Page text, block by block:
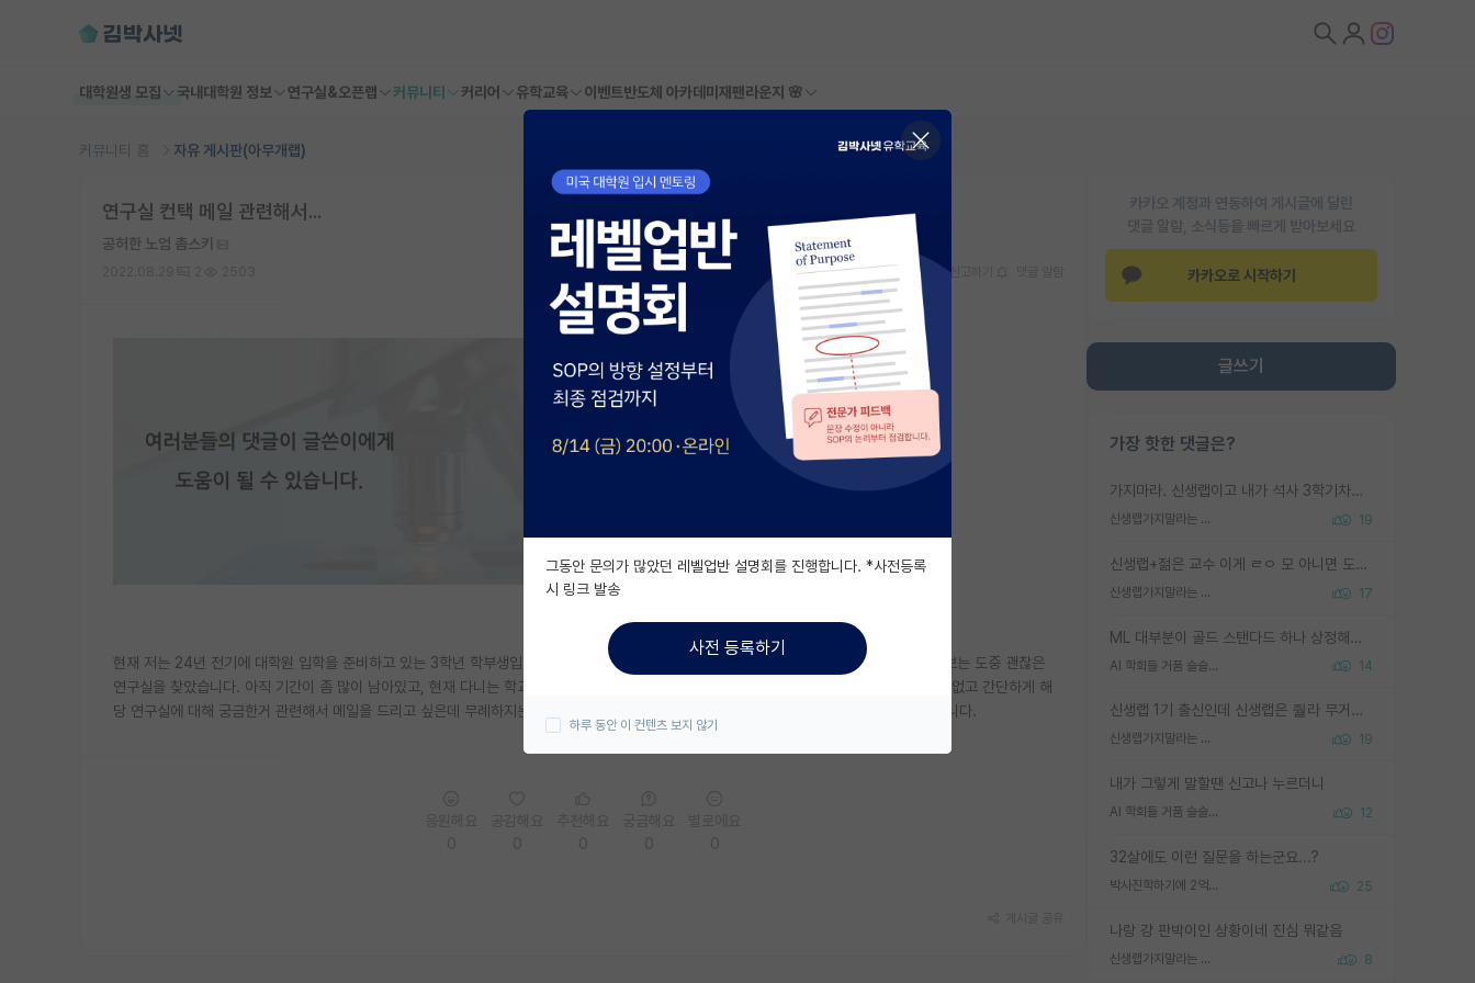
대학원생 모집 국내대학원 정보 연구실&오픈랩 커뮤니티 커리어 유학교육 이벤트반도체 아카데미 재팬라운지 🌸
커뮤니티 홈 자유 게시판(아무개랩)
카카오 계정과 연동하여 게시글에 달린
댓글 알람, 소식등을 빠르게 받아보세요
카카오로 시작하기
글쓰기
가장 핫한 댓글은?
가지마라. 신생랩이고 내가 석사 3학기차인데 최고참인데 나도 아무것도 모르는데 교수가 후배들 왜 논문 교육 안시키냐. 논문 왜 안 써오냐 닦달한다
신생랩가지말라는 이유가 있었구나 19
신생랩+젊은 교수 이게 ㄹㅇ 모 아니면 도인듯.
신생랩가지말라는 이유가 있었구나 17
ML 대부분이 골드 스탠다드 하나 상정해놓고 (벤치마크 데이터셋이 여러 개면 여러 개 상정) 그거 얼마나 잘 맞추나 싸움임 가끔 번뜩이는 설계 철학을 보여주는 논문들도 있지만 대부분 그거 성적 얼마나 더 올리느라에 혈안이 되어 있는 측면이 잇음
AI 학회들 거품 슬슬 지적이 나오네요 14
신생랩 1기 출신인데 신생랩은 줠라 무거운 바벨 같은거임. 들면 대박인데 못들면 깔려 죽음. 아무도 알려주지 않는 환경에서 자생해야하지만, 일단 살아남았다면 그 어떤 사람보다 악착같고 생존력 높은 사람으로 거듭날 수 있음
신생랩가지말라는 이유가 있었구나 19
내가 그렇게 말할땐 신고나 누르더니
AI 학회들 거품 슬슬 지적이 나오네요 12
32살에도 이런 질문을 하는군요...?
박사진학하기에 2억은 괜찮은 (?) 정도의 경제력인가요 25
나랑 걍 판박이인 상황이네 진심 뭐같음
신생랩가지말라는 이유가 있었구나 8
연구실 컨택 메일 관련해서...
공허한 노엄 촘스키
스크랩 신고하기
현재 저는 24년 전기에 대학원 입학을 준비하고 있는 3학년 학부생입니다... 아직 조금 이른? 감이 없지 않아 있지만 관심있는 연구실을 찾아보는 도중 괜찮은
연구실을 찾았습니다. 아직 기간이 좀 많이 남아있고, 현재 다니는 학교에서도 하고 있는 일이 많은지라 당장 인턴이든 뭐든 할 수 있는 방법은 없고 간단하게 해
당 연구실에 대해 궁금한거 관련해서 메일을 드리고 싶은데 무례하지는 않겠죠...? 메일은 교수님께 직접 드리는것 보단 랩장님께 드리려고 합니다.
그동안 문의가 많았던 레벨업반 설명회를 진행합니다. *사전등록
시 링크 발송
사전 등록하기
하루 동안 이 컨텐츠 보지 않기